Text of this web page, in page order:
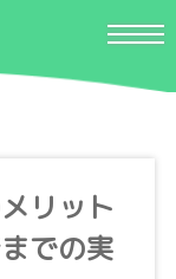
リット
での実